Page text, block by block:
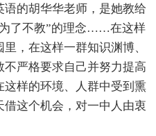
语的胡华华老师，是她教给
了不教”的理念……在这样
，在这样一群知识渊博、
严格要求自己并努力提高
这样的环境、人群中受到熏
借这个机会，对一中人由衷